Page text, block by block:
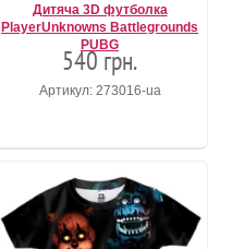
Дитяча 3D футболка
PlayerUnknowns Battlegrounds
PUBG
540 грн.
Артикул: 273016-ua